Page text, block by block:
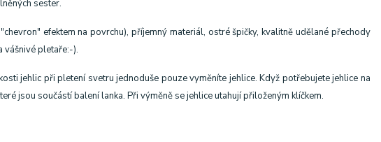
sester.
efektem na povrchu), příjemný materiál, ostré špičky, kvalitně udělané přechody
vášnivé pletaře:-).
jehlic při pletení svetru jednoduše pouze vyměníte jehlice. Když potřebujete jehlice na
jsou součástí balení lanka. Při výměně se jehlice utahují přiloženým klíčkem.